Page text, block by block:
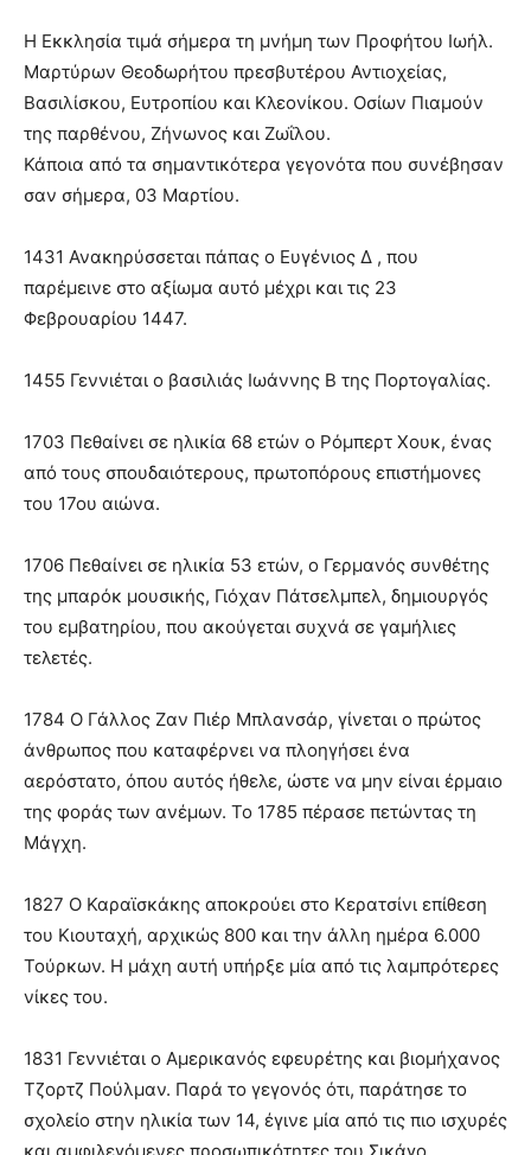
Η Εκκλησία τιμά σήμερα τη μνήμη των Προφήτου Ιωήλ.
Μαρτύρων Θεοδωρήτου πρεσβυτέρου Αντιοχείας,
Βασιλίσκου, Ευτροπίου και Κλεονίκου. Οσίων Πιαμούν
της παρθένου, Ζήνωνος και Ζωΐλου.
Κάποια από τα σημαντικότερα γεγονότα που συνέβησαν
σαν σήμερα, 03 Μαρτίου.
1431 Ανακηρύσσεται πάπας ο Ευγένιος Δ , που
παρέμεινε στο αξίωμα αυτό μέχρι και τις 23
Φεβρουαρίου 1447.
1455 Γεννιέται ο βασιλιάς Ιωάννης Β της Πορτογαλίας.
1703 Πεθαίνει σε ηλικία 68 ετών ο Ρόμπερτ Χουκ, ένας
από τους σπουδαιότερους, πρωτοπόρους επιστήμονες
του 17ου αιώνα.
1706 Πεθαίνει σε ηλικία 53 ετών, ο Γερμανός συνθέτης
της μπαρόκ μουσικής, Γιόχαν Πάτσελμπελ, δημιουργός
του εμβατηρίου, που ακούγεται συχνά σε γαμήλιες
τελετές.
1784 Ο Γάλλος Ζαν Πιέρ Μπλανσάρ, γίνεται ο πρώτος
άνθρωπος που καταφέρνει να πλοηγήσει ένα
αερόστατο, όπου αυτός ήθελε, ώστε να μην είναι έρμαιο
της φοράς των ανέμων. Το 1785 πέρασε πετώντας τη
Μάγχη.
1827 Ο Καραϊσκάκης αποκρούει στο Κερατσίνι επίθεση
του Κιουταχή, αρχικώς 800 και την άλλη ημέρα 6.000
Τούρκων. Η μάχη αυτή υπήρξε μία από τις λαμπρότερες
νίκες του.
1831 Γεννιέται ο Αμερικανός εφευρέτης και βιομήχανος
Τζορτζ Πούλμαν. Παρά το γεγονός ότι, παράτησε το
σχολείο στην ηλικία των 14, έγινε μία από τις πιο ισχυρές